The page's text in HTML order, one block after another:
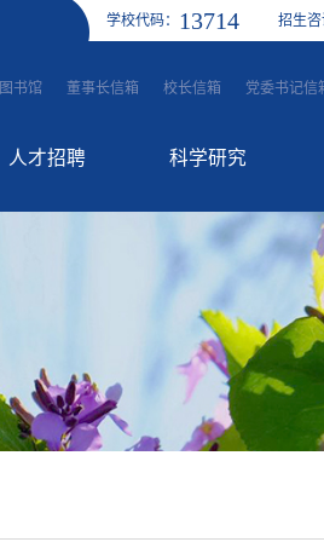
学校代码： 13714 招生咨
图书馆 董事长信箱 校长信箱 党委书记信
人才招聘 科学研究
科研动态